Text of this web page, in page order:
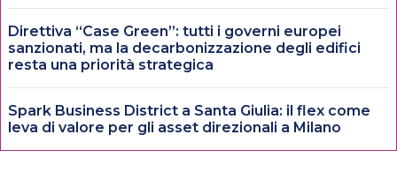
Direttiva “Case Green”: tutti i governi europei
sanzionati, ma la decarbonizzazione degli edifici
resta una priorità strategica
Spark Business District a Santa Giulia: il flex come
leva di valore per gli asset direzionali a Milano